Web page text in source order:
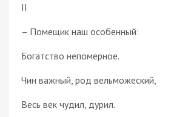
II
– Помещик наш особенный:
Богатство непомерное.
Чин важный, род вельможеский,
Весь век чудил, дурил.